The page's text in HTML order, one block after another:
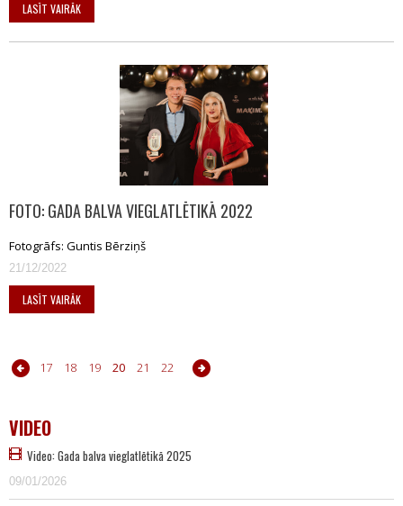
LASĪT VAIRĀK
FOTO: GADA BALVA VIEGLATLĒTIKĀ 2022
Fotogrāfs: Guntis Bērziņš
21/12/2022
LASĪT VAIRĀK
16 17 18 19 20 21 22 23 24
VIDEO
Video: Gada balva vieglatlētikā 2025
09/01/2026